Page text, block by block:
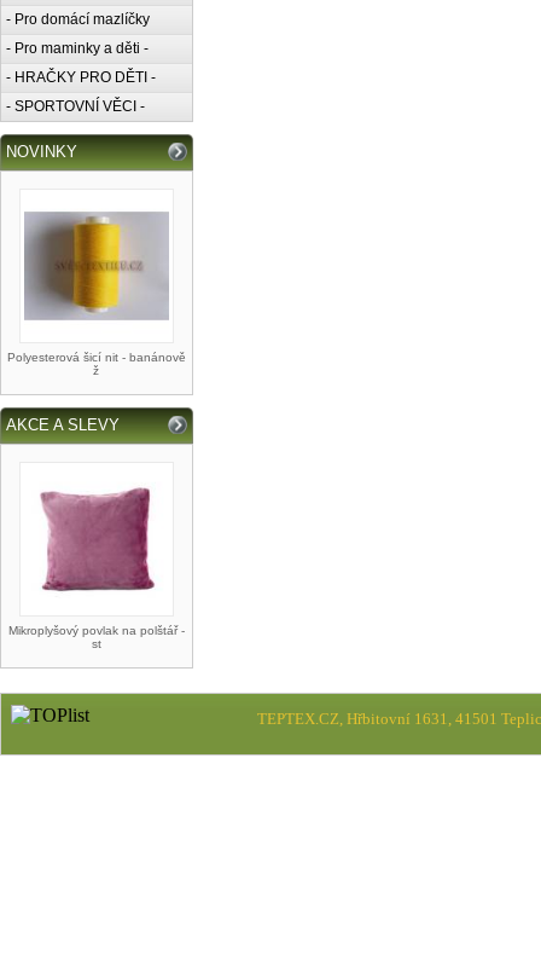
- Pro domácí mazlíčky
- Pro maminky a děti -
- HRAČKY PRO DĚTI -
- SPORTOVNÍ VĚCI -
NOVINKY
Polyesterová šicí nit - banánově
ž
AKCE A SLEVY
Mikroplyšový povlak na polštář -
st
TEPTEX.CZ, Hřbitovní 1631, 41501